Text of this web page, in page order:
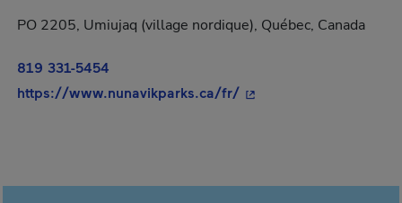
PO 2205, Umiujaq (village nordique), Québec, Canada
819 331-5454
https://www.nunavikparks.ca/fr/- Cet hyperlien